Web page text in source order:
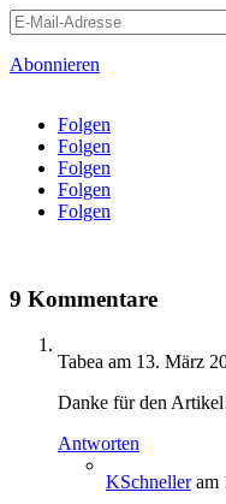
Abonnieren
Folgen
Folgen
Folgen
Folgen
Folgen
9 Kommentare
Tabea am 13. März
Danke für den
Antworten
KSchneller am